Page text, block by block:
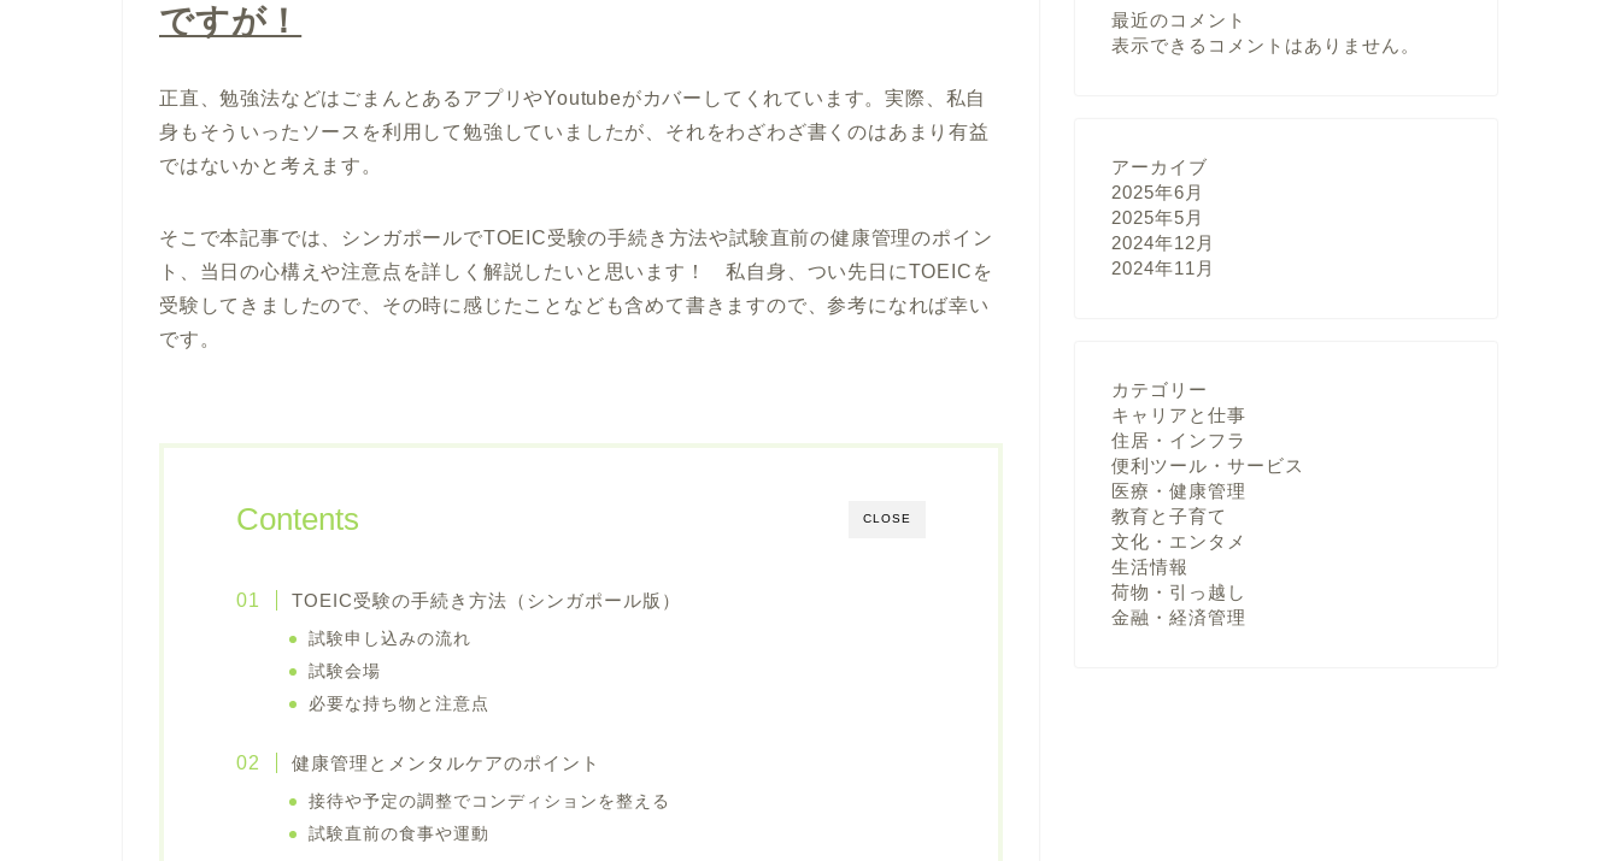
ですが！
正直、勉強法などはごまんとあるアプリやYoutubeがカバーしてくれています。実際、私自
身もそういったソースを利用して勉強していましたが、それをわざわざ書くのはあまり有益
ではないかと考えます。
そこで本記事では、シンガポールでTOEIC受験の手続き方法や試験直前の健康管理のポイン
ト、当日の心構えや注意点を詳しく解説したいと思います！ 私自身、つい先日にTOEICを
受験してきましたので、その時に感じたことなども含めて書きますので、参考になれば幸い
です。
CLOSE
Contents
TOEIC受験の手続き方法（シンガポール版）
試験申し込みの流れ
試験会場
必要な持ち物と注意点
健康管理とメンタルケアのポイント
接待や予定の調整でコンディションを整える
試験直前の食事や運動
最近のコメント
表示できるコメントはありません。
アーカイブ
2025年6月
2025年5月
2024年12月
2024年11月
カテゴリー
キャリアと仕事
住居・インフラ
便利ツール・サービス
医療・健康管理
教育と子育て
文化・エンタメ
生活情報
荷物・引っ越し
金融・経済管理